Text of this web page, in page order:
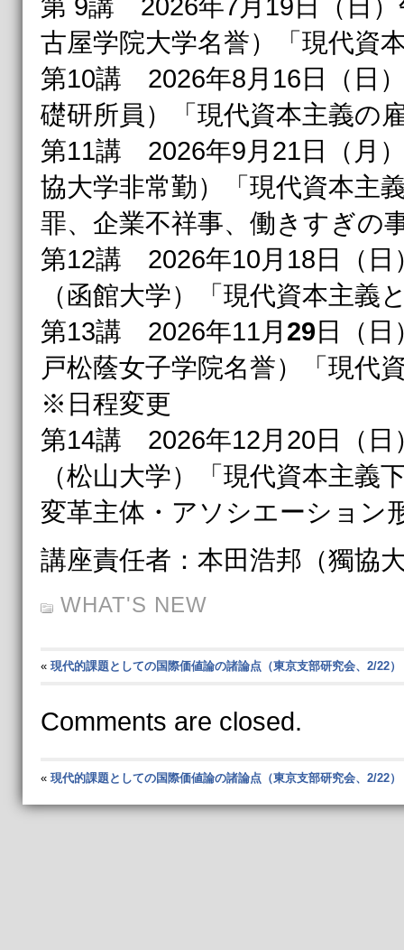
第 9講 2026年7月19日（日）
古屋学院大学名誉）「現代資
第10講 2026年8月16日（日
礎研所員）「現代資本主義の
第11講 2026年9月21日（月
協大学非常勤）「現代資本
罪、企業不祥事、働きすぎの
第12講 2026年10月18日（日
（函館大学）「現代資本主義
第13講 2026年11月 29 日（
戸松蔭女子学院名誉）「現代
※日程変更
第14講 2026年12月20日（日
（松山大学）「現代資本主
変革主体・アソシエーション
講座責任者：本田浩邦（獨協
WHAT'S NEW
« 現代的課題としての国際価値論の諸論点（東京支部研究会、2/22）
Comments are closed.
« 現代的課題としての国際価値論の諸論点（東京支部研究会、2/22）